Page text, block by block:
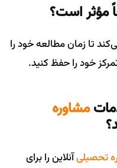
تا زمان مطالعه خود را
خود را حفظ کنید.
مشاوره
تحصیلیآنلاین را برای